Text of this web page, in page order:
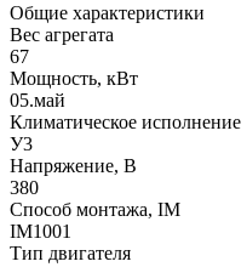
Общие характеристики
Вес агрегата
67
Мощность, кВт
05.май
Климатическое исполнение
У3
Напряжение, В
380
Способ монтажа, IM
IM1001
Тип двигателя